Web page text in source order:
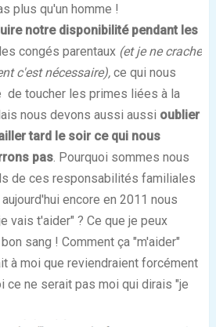
plus qu'un homme !
notre disponibilité pendant les
congés parentaux (et je ne crache
c'est nécessaire),ce qui nous
de toucher les primes liées à la
nous devons aussi aussi oublier
tard le soir ce qui nous
pas. Pourquoi sommes nous
de ces responsabilités familiales
encore en 2011 nous
vais t'aider" ? Ce que je peux
sang ! Comment ça "m'aider"
à moi que reviendraient forcément
ce ne serait pas moi qui dirais "je